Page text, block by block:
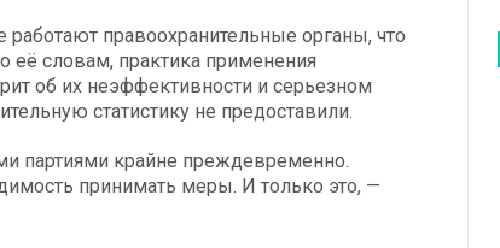
правоохранительные органы, что
её словам, практика применения
об их неэффективности и серьезном
статистику не предоставили.
партиями крайне преждевременно.
принимать меры. И только это, —